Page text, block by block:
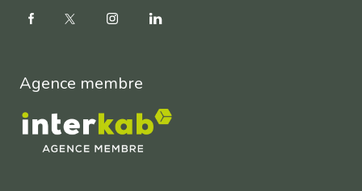
Agence membre